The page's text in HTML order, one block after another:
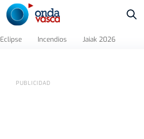
Eclipse Incendios Jaiak 2026